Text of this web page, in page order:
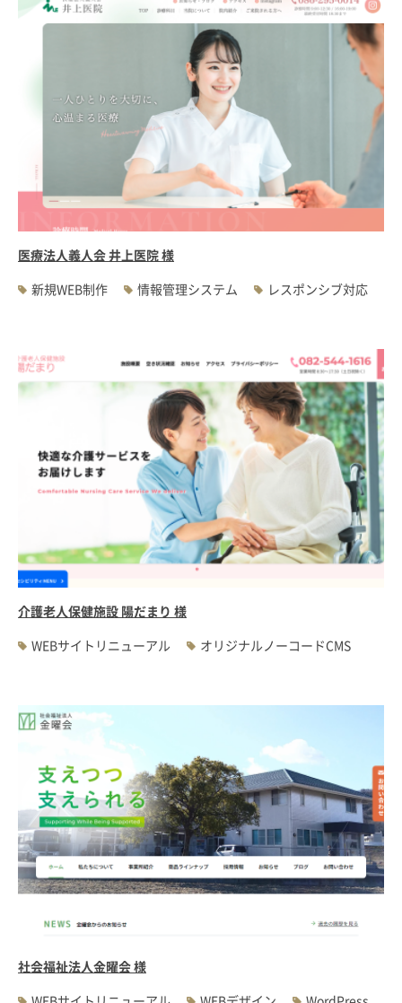
医療法人義人会 井上医院 様
新規WEB制作
情報管理システム レスポンシブ対応
介護老人保健施設 陽だまり 様
WEBサイトリニューアル
オリジナルノーコードCMS
社会福祉法人金曜会 様